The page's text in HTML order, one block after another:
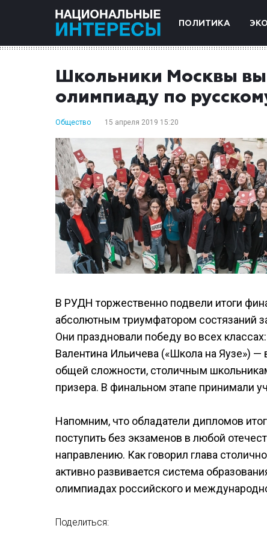
ПОЛИТИКА
Школьники Москвы
олимпиаду по
Общество 15 апреля 2019 15:20
В РУДН торжественно подвели итоги
абсолютным триумфатором состязаний
Они праздновали победу во всех
Валентина Ильичева («Школа на Яузе»)
общей сложности, столичным
призера. В финальном этапе принимали
Напомним, что обладатели дипломов
поступить без экзаменов в любой
направлению. Как говорил глава
активно развивается система
олимпиадах российского и
Поделиться: